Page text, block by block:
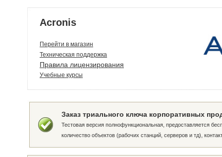
Acronis
Перейти в магазин
Техническая поддержка
Правила лицензирования
Учебные курсы
Заказ триального ключа корпоративных
Тестовая версия полнофункциональная, предоставляется
количество объектов (рабочих станций, серверов и тд),